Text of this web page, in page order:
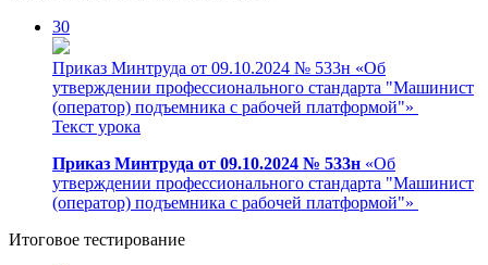
30
Приказ Минтруда от 09.10.2024 № 533н «Об
утверждении профессионального стандарта "Машинист
(оператор) подъемника с рабочей платформой"»
Текст урока
Приказ Минтруда от 09.10.2024 № 533н «Об
утверждении профессионального стандарта "Машинист
(оператор) подъемника с рабочей платформой"»
Итоговое тестирование